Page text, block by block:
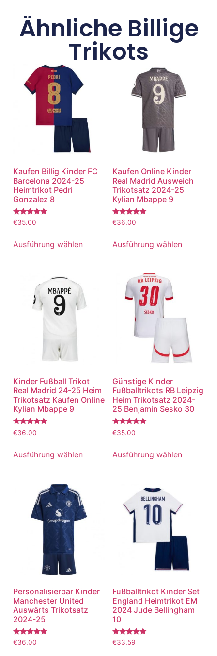
Ähnliche Billige
Trikots
Kaufen Billig Kinder FC
Barcelona 2024-25
Heimtrikot Pedri
Gonzalez 8
Bewertet
mit
von 5
€35.00
Ausführung wählen
Kaufen Online Kinder
Real Madrid Ausweich
Trikotsatz 2024-25
Kylian Mbappe 9
Bewertet
mit
von 5
€36.00
Ausführung wählen
Kinder Fußball Trikot
Real Madrid 24-25 Heim
Trikotsatz Kaufen Online
Kylian Mbappe 9
Bewertet
mit
von 5
€36.00
Ausführung wählen
Günstige Kinder
Fußballtrikots RB Leipzig
Heim Trikotsatz 2024-
25 Benjamin Sesko 30
Bewertet
mit
von 5
€35.00
Ausführung wählen
Personalisierbar Kinder
Manchester United
Auswärts Trikotsatz
2024-25
Bewertet
mit
€36.00
Fußballtrikot Kinder Set
England Heimtrikot EM
2024 Jude Bellingham
10
Bewertet
mit
€33.59